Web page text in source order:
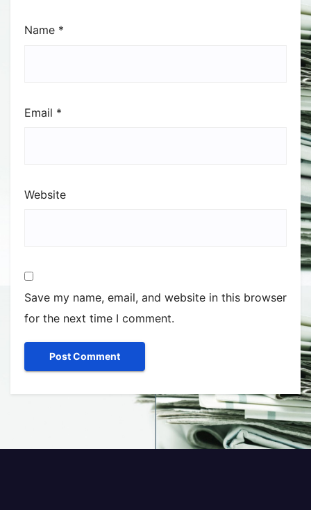
Name *
Email *
Website
Save my name, email, and website in this browser
for the next time I comment.